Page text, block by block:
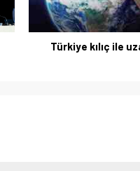
Türkiye kılıç ile